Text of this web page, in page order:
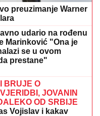
preuzimanje Warner
udario na rođenu
Marinković "Ona je
se u ovom
prestane"
BRUJE O
JOVANIN
OD SRBIJE
Vojislav i kakav